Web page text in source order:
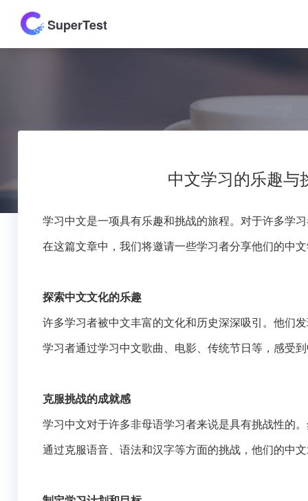
SuperTest
中文学习的乐趣与
学习中文是一项具有乐趣和挑战的旅程。对于许多学
在这篇文章中，我们将邀请一些学习者分享他们的中
探索中文文化的乐趣
许多学习者被中文丰富的文化和历史深深吸引。他们
学习者通过学习中文歌曲、电影、传统节日等，感受
克服挑战的成就感
学习中文对于许多非母语学习者来说是具有挑战性的
通过克服语音、语法和汉字等方面的挑战，他们的中